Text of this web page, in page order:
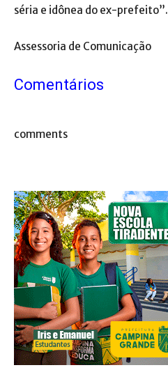
séria e idônea do ex-prefeito”.
Assessoria de Comunicação
Comentários
comments